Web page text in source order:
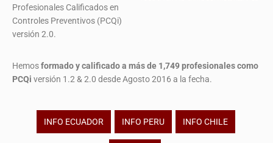
Profesionales Calificados en
Controles Preventivos (PCQi)
versión 2.0.
Hemosformado y calificado a más de 1,749 profesionalescomo
PCQi versión 1.2 & 2.0 desde Agosto 2016 a la fecha.
INFO ECUADOR INFO PERU INFO CHILE